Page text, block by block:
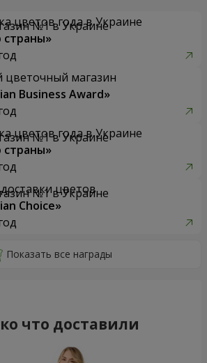
цветов года в Украине
страны»
магазин
Business Award»
цветов года в Украине
страны»
цветов
Choice»
что доставили